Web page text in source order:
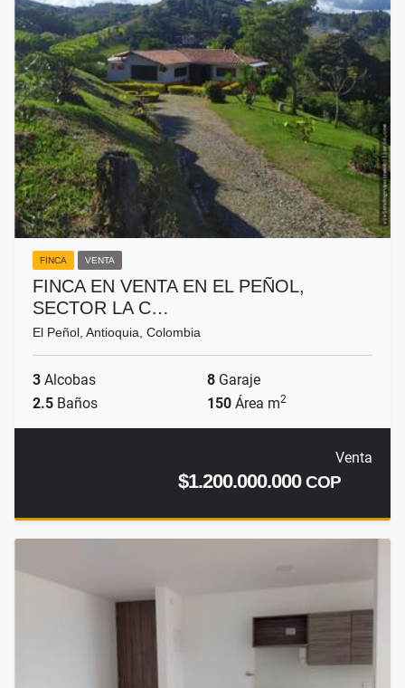
FINCA VENTA
FINCA EN VENTA EN EL PEÑOL,
SECTOR LA C…
El Peñol, Antioquia, Colombia
3 Alcobas 8 Garaje
2.5 Baños 150 Área m2
Venta
$1.200.000.000COP